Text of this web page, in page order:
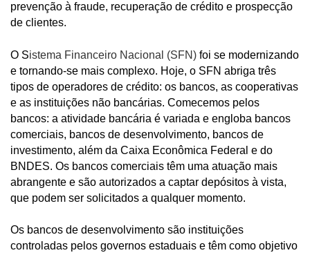
prevenção à fraude, recuperação de crédito e prospecção
de clientes.
O Sistema Financeiro Nacional (SFN) foi se modernizando
e tornando-se mais complexo. Hoje, o SFN abriga três
tipos de operadores de crédito: os bancos, as cooperativas
e as instituições não bancárias. Comecemos pelos
bancos: a atividade bancária é variada e engloba bancos
comerciais, bancos de desenvolvimento, bancos de
investimento, além da Caixa Econômica Federal e do
BNDES. Os bancos comerciais têm uma atuação mais
abrangente e são autorizados a captar depósitos à vista,
que podem ser solicitados a qualquer momento.
Os bancos de desenvolvimento são instituições
controladas pelos governos estaduais e têm como objetivo